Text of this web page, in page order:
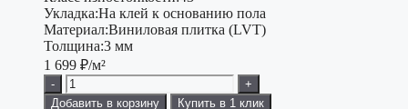
Укладка:На клей к основанию пола
Материал:Виниловая плитка (LVT)
Толщина:3 мм
1 699 ₽/м²
-
+
Добавить в корзину
Купить в 1 клик